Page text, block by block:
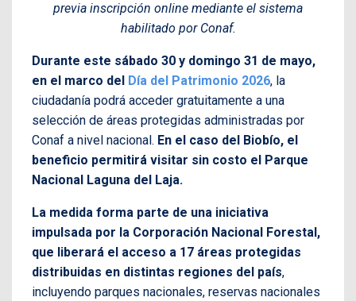
previa inscripción online mediante el sistema
habilitado por Conaf.
Durante este sábado 30 y domingo 31 de mayo,
en el marco del
Día del Patrimonio 2026, la
ciudadanía podrá acceder gratuitamente a una
selección de áreas protegidas administradas por
Conaf a nivel nacional. En el caso del Biobío, el
beneficio permitirá visitar sin costo el Parque
Nacional Laguna del Laja.
La medida forma parte de una iniciativa
impulsada por la Corporación Nacional Forestal,
que liberará el acceso a 17 áreas protegidas
distribuidas en distintas regiones del país,
incluyendo parques nacionales, reservas nacionales